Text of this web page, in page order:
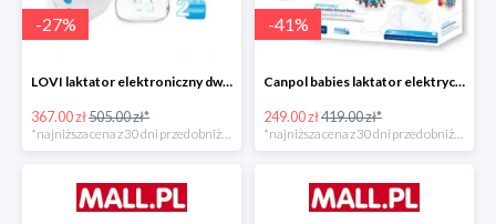
-27%
LOVI laktator elektroniczny dwufazowy Prolactis -27%
367.00 zł505.00 zł*
-41%
Canpol babies laktator elektryczny EASY NATURAL -40%
249.00 zł419.00 zł*